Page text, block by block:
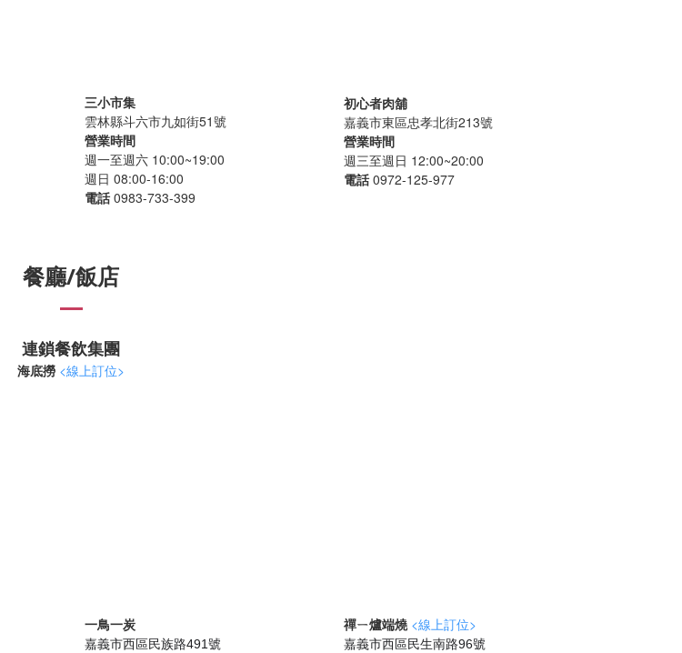
三小市集
雲林縣斗六市九如街51號
營業時間
週一至週六 10:00~19:00
週日 08:00-16:00
電話0983-733-399
初心者肉舖
嘉義市東區忠孝北街213號
營業時間
週三至週日 12:00~20:00
電話0972-125-977
餐廳/飯店
連鎖餐飲集團
海底撈 <線上訂位>
一鳥一炭
嘉義市西區民族路491號
禪ㄧ爐端燒 <線上訂位>
嘉義市西區民生南路96號